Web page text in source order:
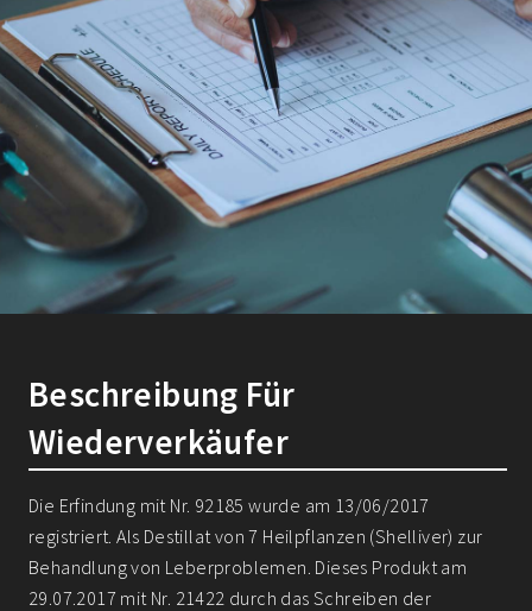
Beschreibung Für
Wiederverkäufer
Die Erfindung mit Nr. 92185 wurde am 13/06/2017
registriert. Als Destillat von 7 Heilpflanzen (Shelliver) zur
Behandlung von Leberproblemen. Dieses Produkt am
29.07.2017 mit Nr. 21422 durch das Schreiben der